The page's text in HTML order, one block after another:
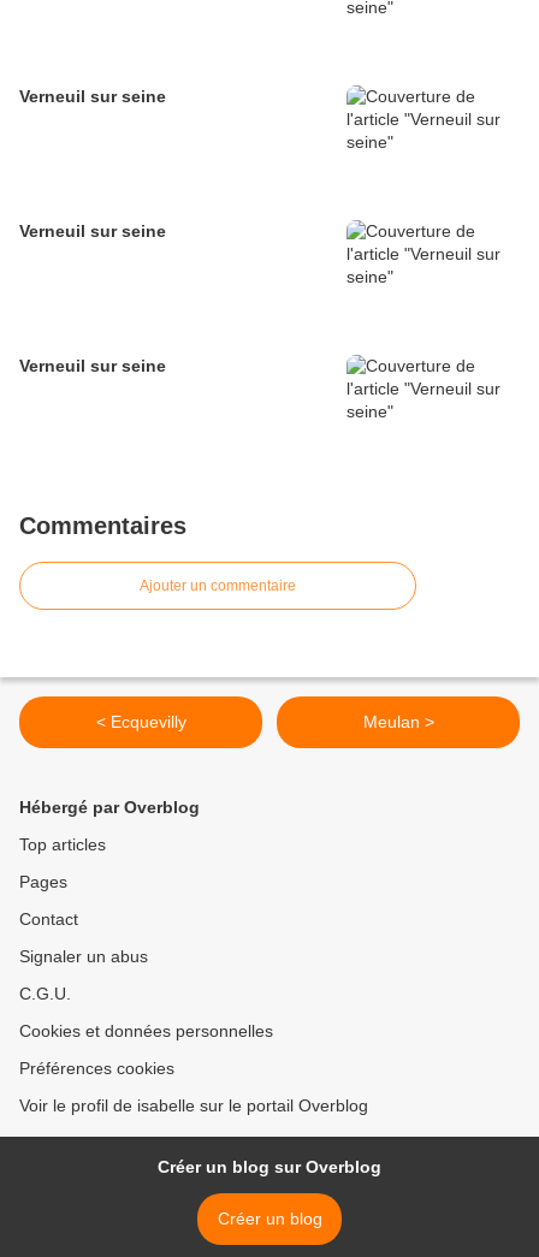
Verneuil sur seine
Verneuil sur seine
Verneuil sur seine
Commentaires
Ajouter un commentaire
< Ecquevilly Meulan >
Hébergé par Overblog
Top articles
Pages
Contact
Signaler un abus
C.G.U.
Cookies et données personnelles
Préférences cookies
Voir le profil de isabelle sur le portail Overblog
Créer un blog sur Overblog
Créer un blog